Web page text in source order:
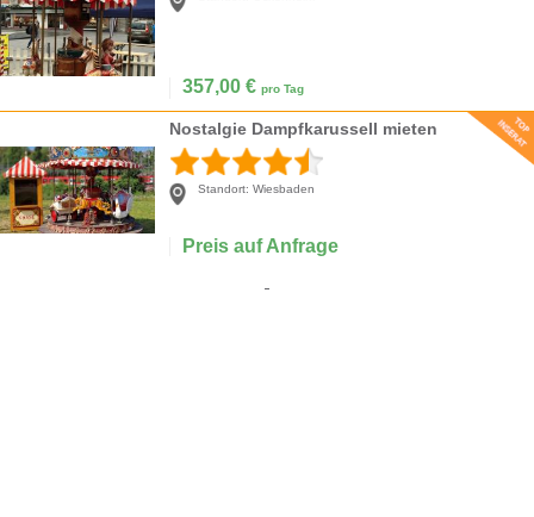
357,00 € pro Tag
Nostalgie Dampfkarussell mieten
Standort: Wiesbaden
Preis auf Anfrage